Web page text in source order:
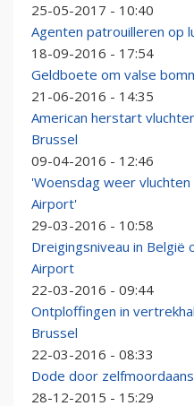
25-05-2017 - 10:40
Agenten patrouilleren op
18-09-2016 - 17:54
Geldboete om valse
21-06-2016 - 14:35
American herstart
Brussel
09-04-2016 - 12:46
'Woensdag weer
Airport'
29-03-2016 - 10:58
Dreigingsniveau in België
Airport
22-03-2016 - 09:44
Ontploffingen in
Brussel
22-03-2016 - 08:33
Dode door
28-12-2015 - 15:29